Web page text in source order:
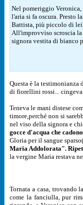
Nel pomeriggio
l'aria si fa oscura. Presto
Battista, più piccolo di
All'improvviso scroscia la
signora vestita di bianco
Questa è la testimonianza
di fiorellini rossi... cingeva
Teneva le mani distese
timore,perché non si
nel viso della signora e
gocce d'acqua che
Gloria per il sangue
Maria Addolorata".
la vergine Maria restava
Tornata a casa, trovando
come la fanciulla, pur